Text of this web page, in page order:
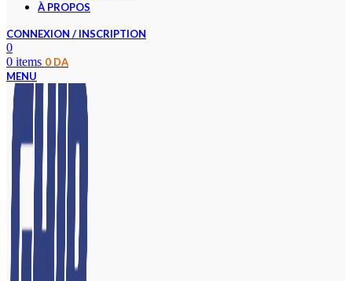
À PROPOS
CONNEXION / INSCRIPTION
0
0 items 0 DA
MENU